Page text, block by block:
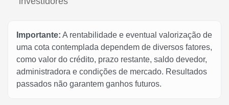
Importante: A rentabilidade e eventual valorização de
uma cota contemplada dependem de diversos fatores,
como valor do crédito, prazo restante, saldo devedor,
administradora e condições de mercado. Resultados
passados não garantem ganhos futuros.